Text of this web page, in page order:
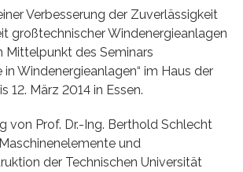
Verbesserung der Zuverlässigkeit
großtechnischer Windenergieanlagen
Mittelpunkt des Seminars
in Windenergieanlagen“ im Haus der
12. März 2014 in Essen.
von Prof. Dr.-Ing. Berthold Schlecht
und
der Technischen Universität